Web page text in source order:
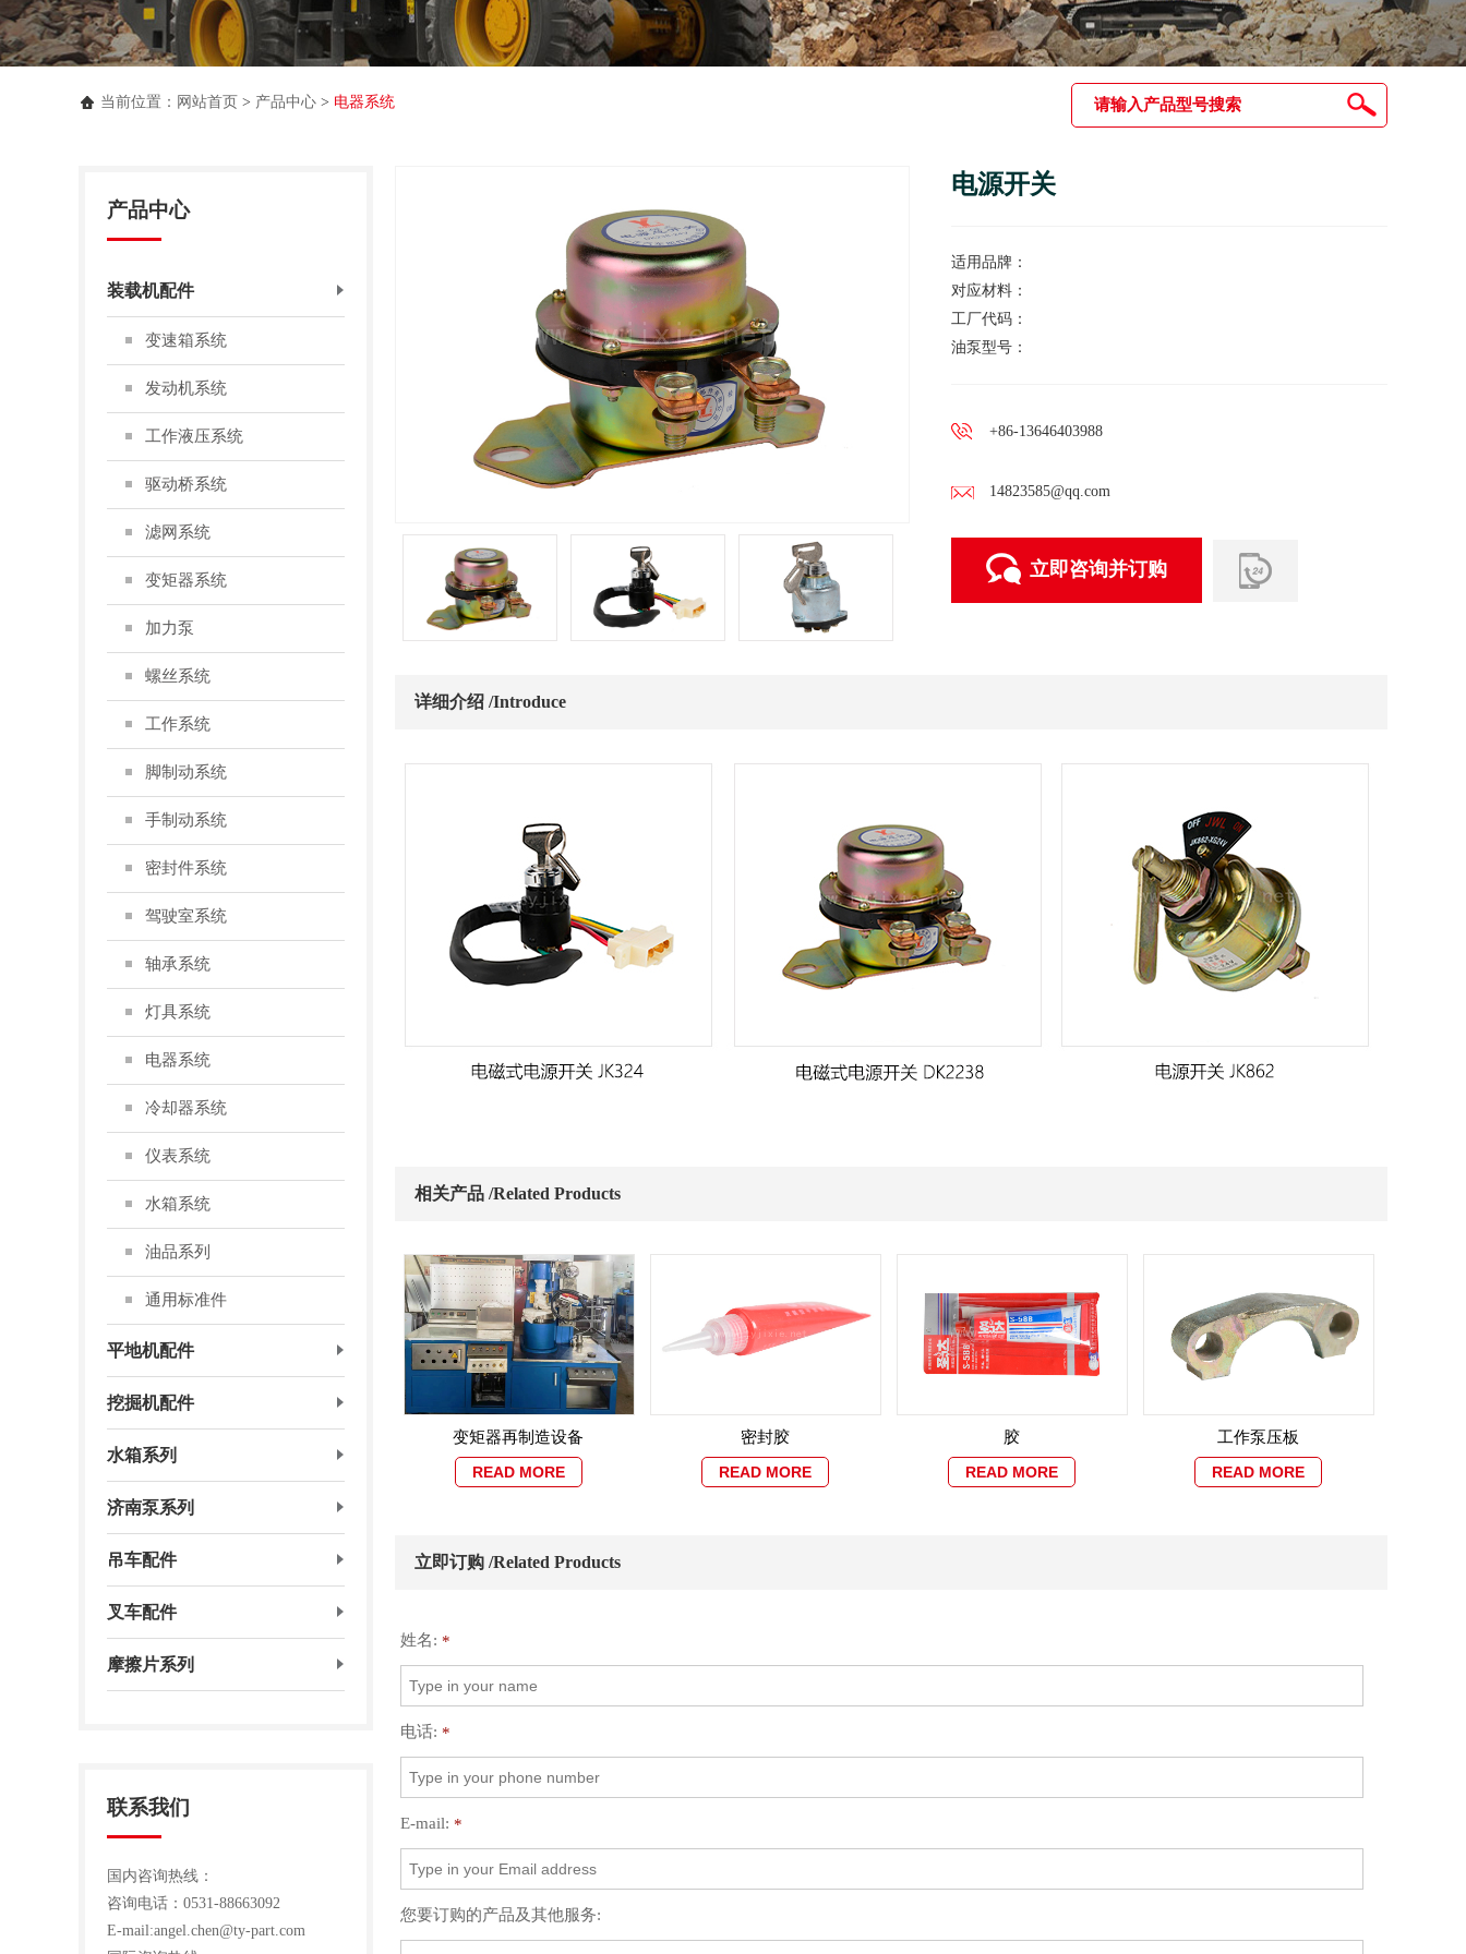
当前位置： 网站首页 > 产品中心 > 电器系统
产品中心
装载机配件
变速箱系统
发动机系统
工作液压系统
驱动桥系统
滤网系统
变矩器系统
加力泵
螺丝系统
工作系统
脚制动系统
手制动系统
密封件系统
驾驶室系统
轴承系统
灯具系统
电器系统
冷却器系统
仪表系统
水箱系统
油品系列
通用标准件
平地机配件
挖掘机配件
水箱系列
济南泵系列
吊车配件
叉车配件
摩擦片系列
联系我们
国内咨询热线：
咨询电话：0531-88663092
E-mail:angel.chen@ty-part.com
电源开关
适用品牌：
对应材料：
工厂代码：
油泵型号：
+86-13646403988
14823585@qq.com
立即咨询并订购
详细介绍 /Introduce
相关产品 /Related Products
变矩器再制造设备
READ MORE
密封胶
READ MORE
胶
READ MORE
工作泵压板
READ MORE
立即订购 /Related Products
姓名: *
电话: *
E-mail: *
您要订购的产品及其他服务: